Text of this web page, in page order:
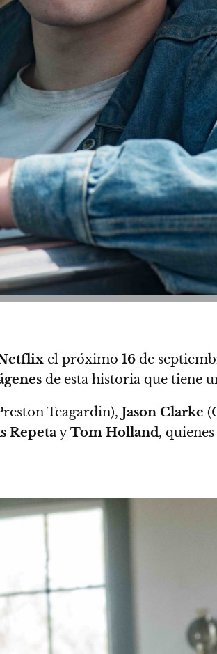
el próximo 16 de
de esta historia que tiene
Teagardin), Jason Clarke
RepetayTom Holland,